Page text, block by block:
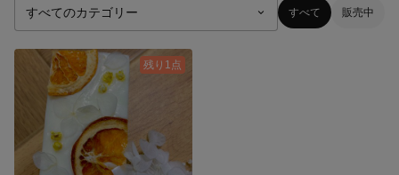
すべて 販売中
残り1点